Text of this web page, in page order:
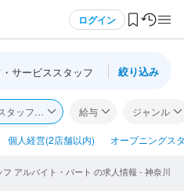
ログイン
料会員登録
サービススタッフ 絞り込み
タッフ・サービススタッフ
給与 ジャンル
個人経営(2店舗以内) オープニングス
アルバイト・パート の求人情報 - 神奈川